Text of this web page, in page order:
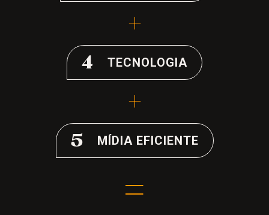
+
4 TECNOLOGIA
+
5 MÍDIA EFICIENTE
=